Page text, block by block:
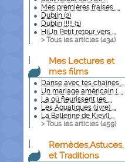
Mes premières fraises. ...
Dublin (2)
Dublin !!!!! (1)
HiUn Petit retour vers ...
> Tous les articles (434)
Mes Lectures et
mes films
Danse avec tes chaînes ...
Un mariage américain ( ...
La où fleurissent les ...
Les Aquatiques (livre) ...
La Ballerine de Kiev(l ...
> Tous les articles (459)
Remèdes,Astuces,
et Traditions